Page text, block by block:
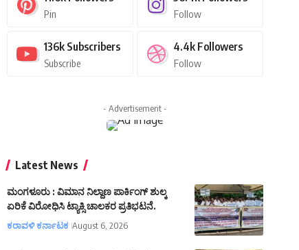
Pin Follow
136k Subscribers
Subscribe
4.4k Followers
Follow
- Advertisement -
Latest News
ಮಂಗಳೂರು : ವಿಮಾನ ನಿಲ್ದಾಣ ಪಾರ್ಕಿಂಗ್ ಶುಲ್ಕ
ಏರಿಕೆ ವಿರೋಧಿಸಿ ಟ್ಯಾಕ್ಸಿ ಚಾಲಕರ ಪ್ರತಿಭಟನೆ.
ಕರಾವಳಿ ಕರ್ನಾಟಕ August 6, 2026